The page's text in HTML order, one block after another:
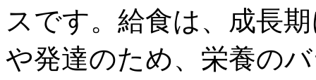
スです。給食は、成長
や発達のため、栄養の